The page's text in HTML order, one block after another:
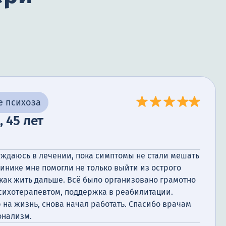
психоза
45 лет
в лечении, пока симптомы не стали мешать
мне помогли не только выйти из острого
жить дальше. Всё было организовано грамотно
поддержка в реабилитации.
жизнь, снова начал работать. Спасибо врачам